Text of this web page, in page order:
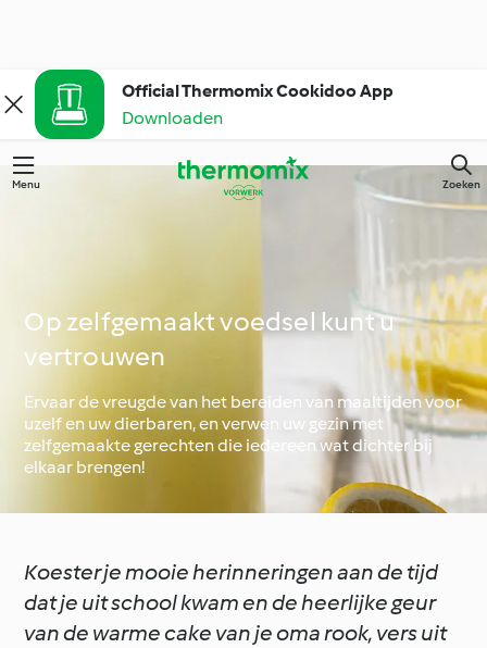
Official Thermomix Cookidoo App
Downloaden
Menu Zoeken
Op zelfgemaakt voedsel kunt u
vertrouwen
Ervaar de vreugde van het bereiden van maaltijden voor
uzelf en uw dierbaren, en verwen uw gezin met
zelfgemaakte gerechten die iedereen wat dichter bij
elkaar brengen!
Koester je mooie herinneringen aan de tijd
dat je uit school kwam en de heerlijke geur
van de warme cake van je oma rook, vers uit